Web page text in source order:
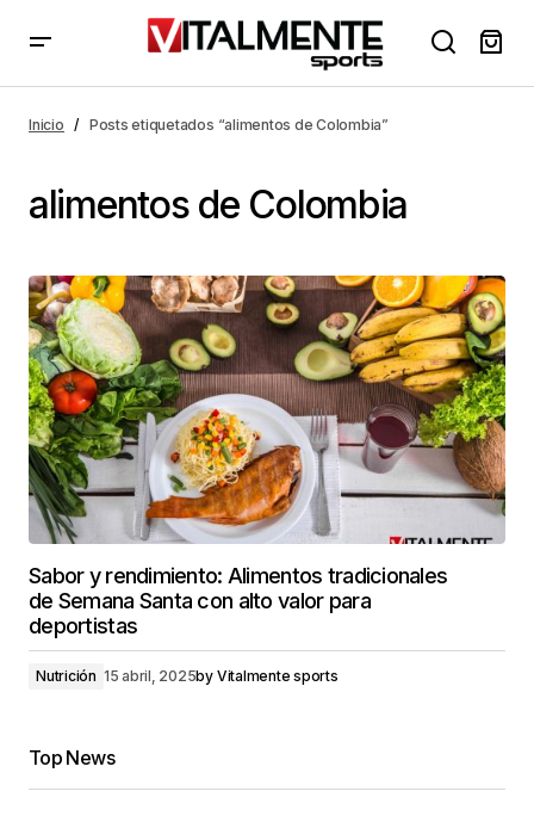
Inicio Posts etiquetados “alimentos de Colombia”
alimentos de Colombia
Sabor y rendimiento: Alimentos tradicionales
de Semana Santa con alto valor para
deportistas
Nutrición 15 abril, 2025by Vitalmente sports
Top News